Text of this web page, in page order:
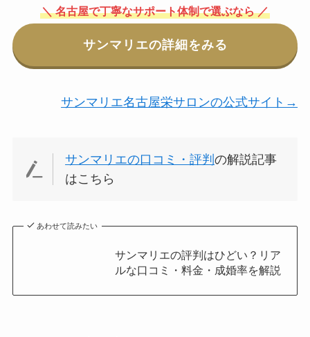
＼ 名古屋で丁寧なサポート体制で選ぶなら ／
サンマリエの詳細をみる
サンマリエ名古屋栄サロンの公式サイト→
サンマリエの口コミ・評判の解説記事
はこちら
あわせて読みたい
サンマリエの評判はひどい？リア
ルな口コミ・料金・成婚率を解説